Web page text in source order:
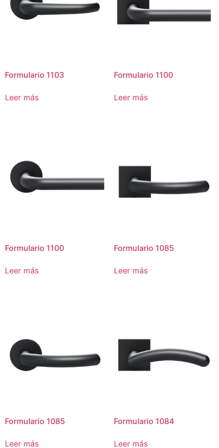
Formulario 1103
Leer más
Formulario 1100
Leer más
Formulario 1100
Leer más
Formulario 1085
Leer más
Formulario 1085
Leer más
Formulario 1084
Leer más